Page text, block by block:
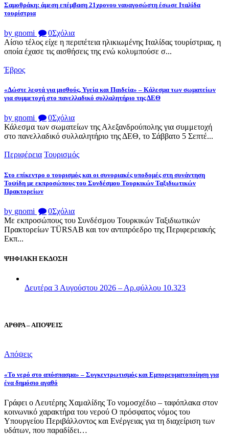
Σαμοθράκη: άμεση επέμβαση 21χρονου ναυαγοσώστη έσωσε Ιταλίδα
τουρίστρια
by gnomi 0Σχόλια
Αίσιο τέλος είχε η περιπέτεια ηλικιωμένης Ιταλίδας τουρίστριας, η
οποία έχασε τις αισθήσεις της ενώ κολυμπούσε σ...
Έβρος
«Δώστε λεφτά για μισθούς, Υγεία και Παιδεία» – Κάλεσμα των σωματείων
για συμμετοχή στο πανελλαδικό συλλαλητήριο της ΔΕΘ
by gnomi 0Σχόλια
Κάλεσμα των σωματείων της Αλεξανδρούπολης για συμμετοχή
στο πανελλαδικό συλλαλητήριο της ΔΕΘ, το Σάββατο 5 Σεπτέ...
Περιφέρεια Τουρισμός
Στο επίκεντρο ο τουρισμός και οι συνοριακές υποδομές στη συνάντηση
Τοψίδη με εκπροσώπους του Συνδέσμου Τουρκικών Ταξιδιωτικών
Πρακτορείων
by gnomi 0Σχόλια
Με εκπροσώπους του Συνδέσμου Τουρκικών Ταξιδιωτικών
Πρακτορείων TÜRSAB και τον αντιπρόεδρο της Περιφερειακής
Εκπ...
ΨΗΦΙΑΚΗ ΕΚΔΟΣΗ
Δευτέρα 3 Αυγούστου 2026 – Αρ.φύλλου 10.323
ΑΡΘΡΑ – ΑΠΟΨΕΙΣ
Απόψεις
«Το νερό στο απόσπασμα» – Συγκεντρωτισμός και Εμπορευματοποίηση για
ένα δημόσιο αγαθό
Γράφει ο Λευτέρης Χαμαλίδης Το νομοσχέδιο – ταφόπλακα στον
κοινωνικό χαρακτήρα του νερού Ο πρόσφατος νόμος του
Υπουργείου Περιβάλλοντος και Ενέργειας για τη διαχείριση των
υδάτων, που παραδίδει…